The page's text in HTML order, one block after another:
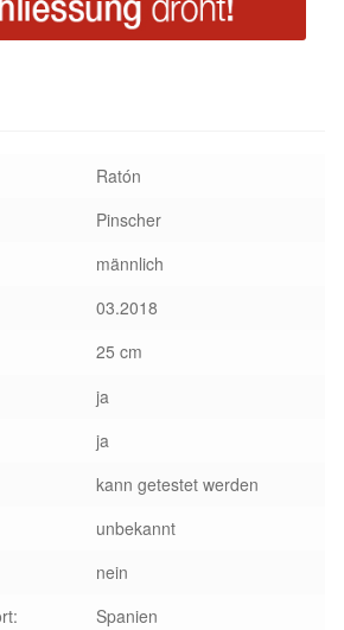
Hundehilfe e.V.
Ratón
Pinscher
männlich
03.2018
25 cm
ja
ja
kann getestet werden
unbekannt
nein
Spanien